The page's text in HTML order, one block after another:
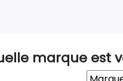
marque est